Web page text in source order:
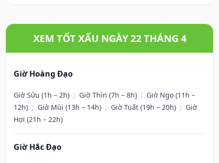
XEM TỐT XẤU NGÀY 22 THÁNG 4
Giờ Hoàng Đạo
Giờ Sửu (1h – 2h) ; Giờ Thìn (7h – 8h) ; Giờ Ngọ (11h –
12h) ; Giờ Mùi (13h – 14h) ; Giờ Tuất (19h – 20h) ; Giờ
Hợi (21h – 22h)
Giờ Hắc Đạo